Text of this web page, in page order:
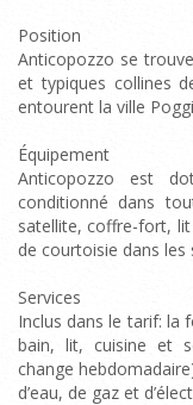
Position
Anticopozzo se
et typiques collines
entourent la ville
Équipement
Anticopozzo est
conditionné dans
satellite, coffre-fort,
de courtoisie dans les
Services
Inclus dans le tarif: la
bain, lit, cuisine et
change
d’eau, de gaz et